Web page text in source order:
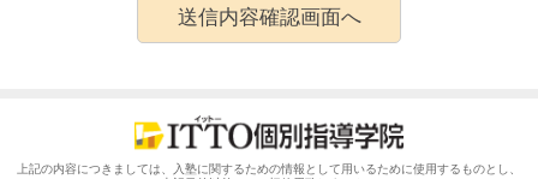
上記の内容につきましては、入塾に関するための情報として用いるために使用するものとし、